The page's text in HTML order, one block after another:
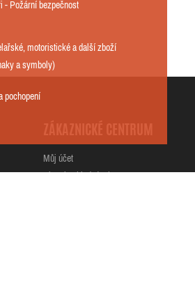
Můj účet
Historie objednávek
- Požární bezpečnost
motoristické a další zboží
a symboly)
pochopení